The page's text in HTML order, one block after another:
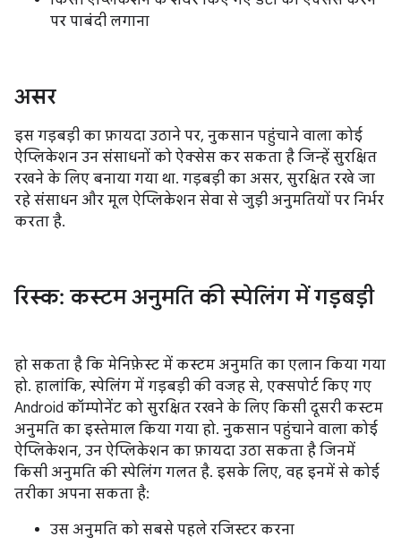
पर पाबंदी लगाना
असर
इस गड़बड़ी का फ़ायदा उठाने पर, नुकसान पहुंचाने वाला कोई
ऐप्लिकेशन उन संसाधनों को ऐक्सेस कर सकता है जिन्हें सुरक्षित
रखने के लिए बनाया गया था. गड़बड़ी का असर, सुरक्षित रखे जा
रहे संसाधन और मूल ऐप्लिकेशन सेवा से जुड़ी अनुमतियों पर निर्भर
करता है.
रिस्क: कस्टम अनुमति की स्पेलिंग में गड़बड़ी
हो सकता है कि मेनिफ़ेस्ट में कस्टम अनुमति का एलान किया गया
हो. हालांकि, स्पेलिंग में गड़बड़ी की वजह से, एक्सपोर्ट किए गए
Android कॉम्पोनेंट को सुरक्षित रखने के लिए किसी दूसरी कस्टम
अनुमति का इस्तेमाल किया गया हो. नुकसान पहुंचाने वाला कोई
ऐप्लिकेशन, उन ऐप्लिकेशन का फ़ायदा उठा सकता है जिनमें
किसी अनुमति की स्पेलिंग गलत है. इसके लिए, वह इनमें से कोई
तरीका अपना सकता है:
उस अनुमति को सबसे पहले रजिस्टर करना